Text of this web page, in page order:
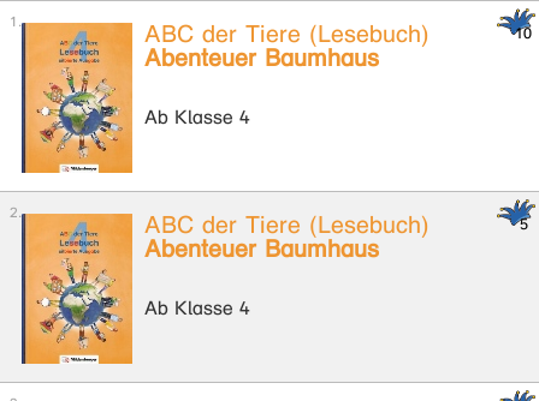
ABC der Tiere (Lesebuch)
Abenteuer Baumhaus
Ab Klasse 4
ABC der Tiere (Lesebuch)
Abenteuer Baumhaus
Ab Klasse 4